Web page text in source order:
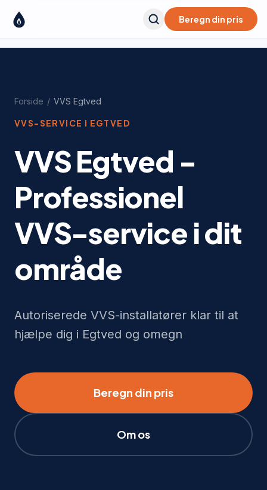
Beregn din pris
Forside / VVS Egtved
VVS-SERVICE I EGTVED
VVS Egtved -
Professionel
VVS-service i dit
område
Autoriserede VVS-installatører klar til at
hjælpe dig i Egtved og omegn
Beregn din pris
Om os